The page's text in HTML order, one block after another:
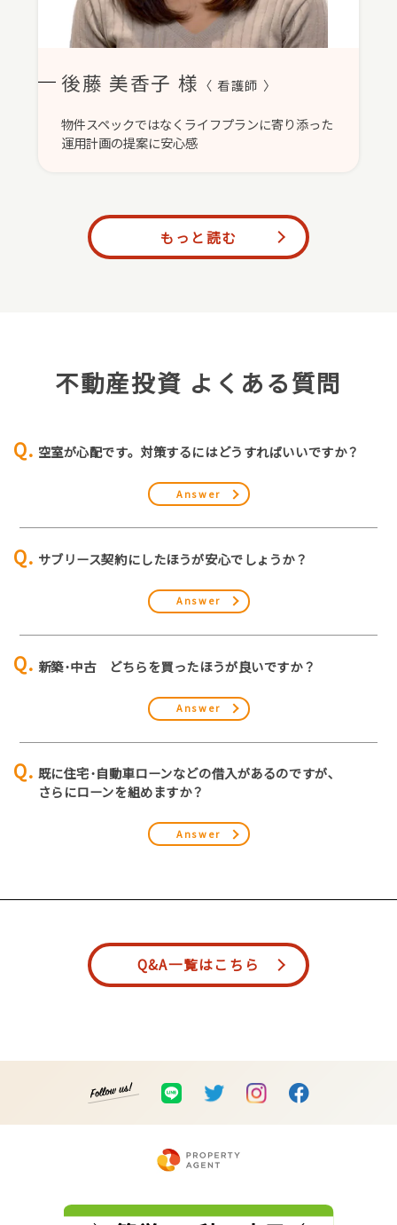
後藤 美香子 様 〈 看護師 〉
物件スペックではなくライフプランに寄り添った
運用計画の提案に安心感
もっと読む
不動産投資 よくある質問
空室が心配です。対策するにはどうすればいいですか？
Answer
サブリース契約にしたほうが安心でしょうか？
Answer
新築･中古 どちらを買ったほうが良いですか？
Answer
既に住宅･自動車ローンなどの借入があるのですが､
さらにローンを組めますか？
Answer
Q&A一覧はこちら